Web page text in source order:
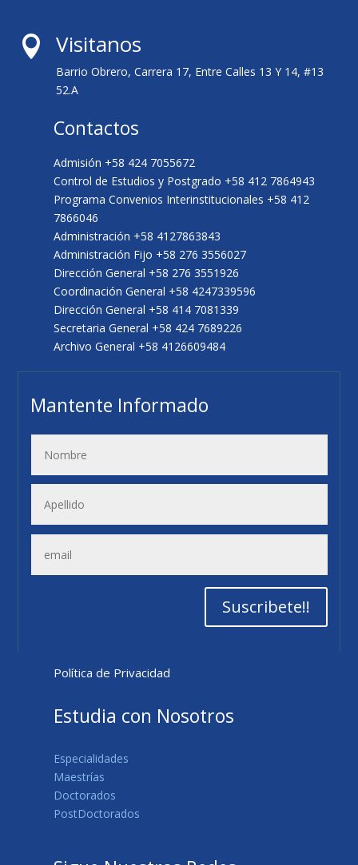
 Visitanos
Barrio Obrero, Carrera 17, Entre Calles 13 Y 14, #13
52.A
Contactos
Admisión +58 424 7055672
Control de Estudios y Postgrado +58 412 7864943
Programa Convenios Interinstitucionales +58 412
7866046
Administración +58 4127863843
Administración Fijo +58 276 3556027
Dirección General +58 276 3551926
Coordinación General +58 4247339596
Dirección General +58 414 7081339
Secretaria General +58 424 7689226
Archivo General +58 4126609484
Mantente Informado
Suscribete!!
Política de Privacidad
Estudia con Nosotros
Especialidades
Maestrías
Doctorados
PostDoctorados